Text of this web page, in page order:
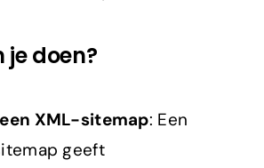
doen?
XML-sitemap: Een
geeft